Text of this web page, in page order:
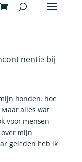
bij
honden, hoe
alles wat
voor mensen
mijn
geleden heb ik